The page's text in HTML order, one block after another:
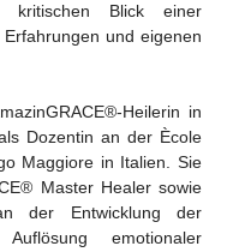
kritischen Blick einer
und eigenen
Heilerin in
Dozentin an der Ècole
Maggiore in Italien. Sie
Master Healer sowie
der Entwicklung der
Auflösung emotionaler